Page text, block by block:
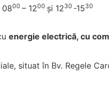
00 – 1200 și 1230 _ 1530
energie electrică, cu
situat în Bv. Regele